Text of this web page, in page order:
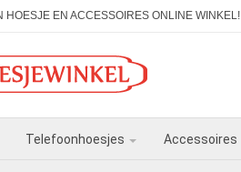
HOESJE EN ACCESSOIRES ONLINE WINKEL!
Telefoonhoesjes Accessoires